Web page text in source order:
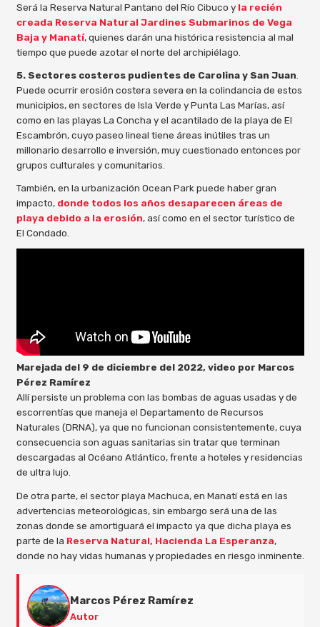
Será la Reserva Natural Pantano del Río Cibuco y la recién
creada Reserva Natural Jardines Submarinos de Vega
Baja y Manatí, quienes darán una histórica resistencia al mal
tiempo que puede azotar el norte del archipiélago.
5. Sectores costeros pudientes de Carolina y San Juan
Puede ocurrir erosión costera severa en la colindancia de estos
municipios, en sectores de Isla Verde y Punta Las Marías, así
como en las playas La Concha y el acantilado de la playa de El
Escambrón, cuyo paseo lineal tiene áreas inútiles tras un
millonario desarrollo e inversión, muy cuestionado entonces por
grupos culturales y comunitarios.
También, en la urbanización Ocean Park puede haber gran
impacto, donde todos los años desaparecen áreas de
playa debido a la erosión, así como en el sector turístico de
El Condado.
Marejada del 9 de diciembre del 2022, video por Marcos
Pérez Ramírez
Allí persiste un problema con las bombas de aguas usadas y de
escorrentías que maneja el Departamento de Recursos
Naturales (DRNA), ya que no funcionan consistentemente, cuya
consecuencia son aguas sanitarias sin tratar que terminan
descargadas al Océano Atlántico, frente a hoteles y residencias
de ultra lujo.
De otra parte, el sector playa Machuca, en Manatí está en las
advertencias meteorológicas, sin embargo será una de las
zonas donde se amortiguará el impacto ya que dicha playa es
parte de la Reserva Natural, Hacienda La Esperanza,
donde no hay vidas humanas y propiedades en riesgo inminente.
Marcos Pérez Ramírez
Autor